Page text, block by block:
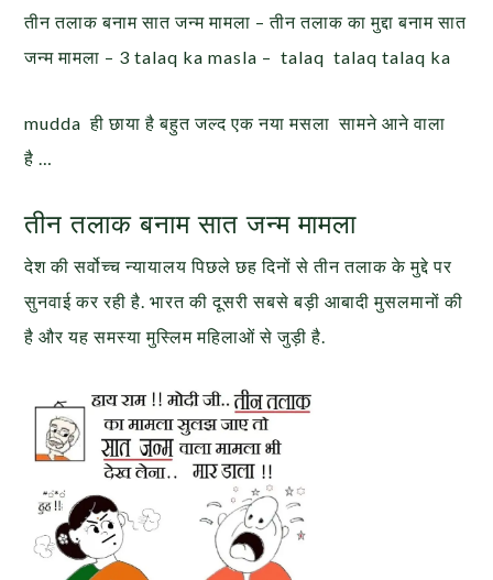
तीन तलाक बनाम सात जन्म मामला – तीन तलाक का मुद्दा बनाम सात
जन्म मामला – 3 talaq ka masla – talaq talaq talaq ka
mudda ही छाया है बहुत जल्द एक नया मसला सामने आने वाला
है …
तीन तलाक बनाम सात जन्म मामला
देश की सर्वोच्च न्यायालय पिछले छह दिनों से तीन तलाक के मुद्दे पर
सुनवाई कर रही है. भारत की दूसरी सबसे बड़ी आबादी मुसलमानों की
है और यह समस्या मुस्लिम महिलाओं से जुड़ी है.